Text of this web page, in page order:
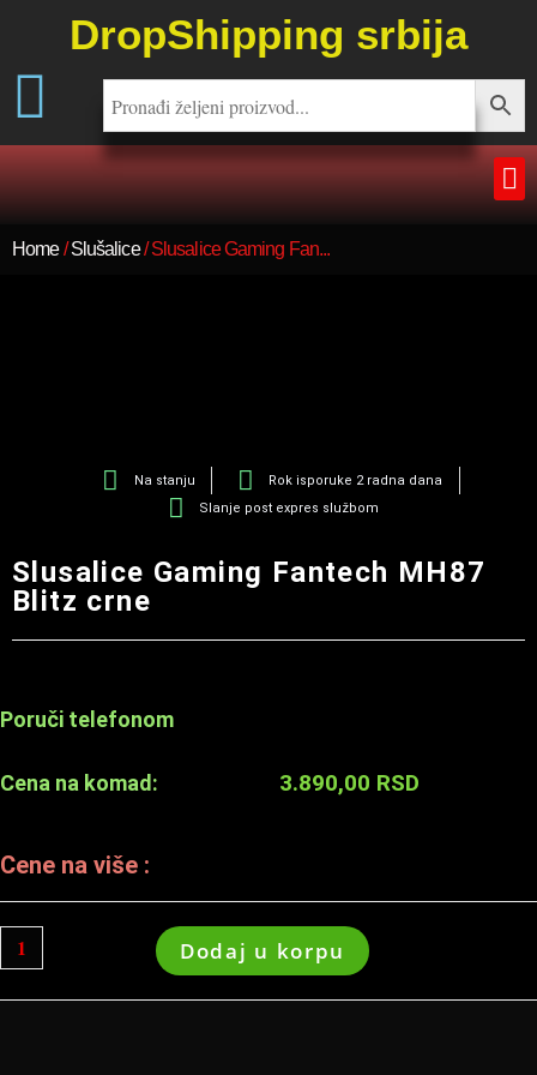
DropShipping srbija
Home/Slušalice/ Slusalice Gaming Fan...
Na stanju
Rok isporuke 2 radna dana
Slanje post expres službom
Slusalice Gaming Fantech MH87
Blitz crne
Poruči telefonom
Cena na komad: 3.890,00 RSD
Cene na više :
Dodaj u korpu